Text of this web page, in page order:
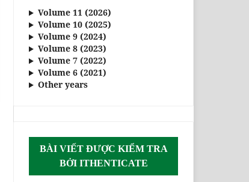
Volume 11 (2026)
Volume 10 (2025)
Volume 9 (2024)
Volume 8 (2023)
Volume 7 (2022)
Volume 6 (2021)
Other years
BÀI VIẾT ĐƯỢC KIỂM TRA
BỞI ITHENTICATE